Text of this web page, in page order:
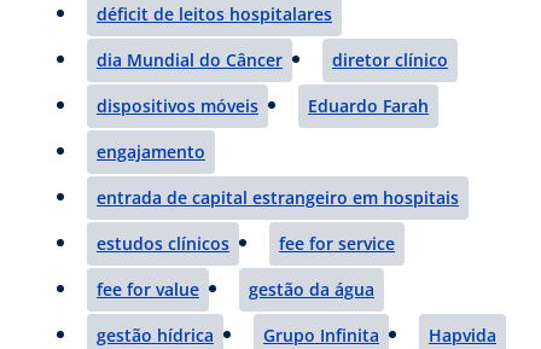
déficit de leitos hospitalares
dia Mundial do Câncer
diretor clínico
dispositivos móveis
Eduardo Farah
engajamento
entrada de capital estrangeiro em hospitais
estudos clínicos
fee for service
fee for value
gestão da água
gestão hídrica
Grupo Infinita
Hapvida